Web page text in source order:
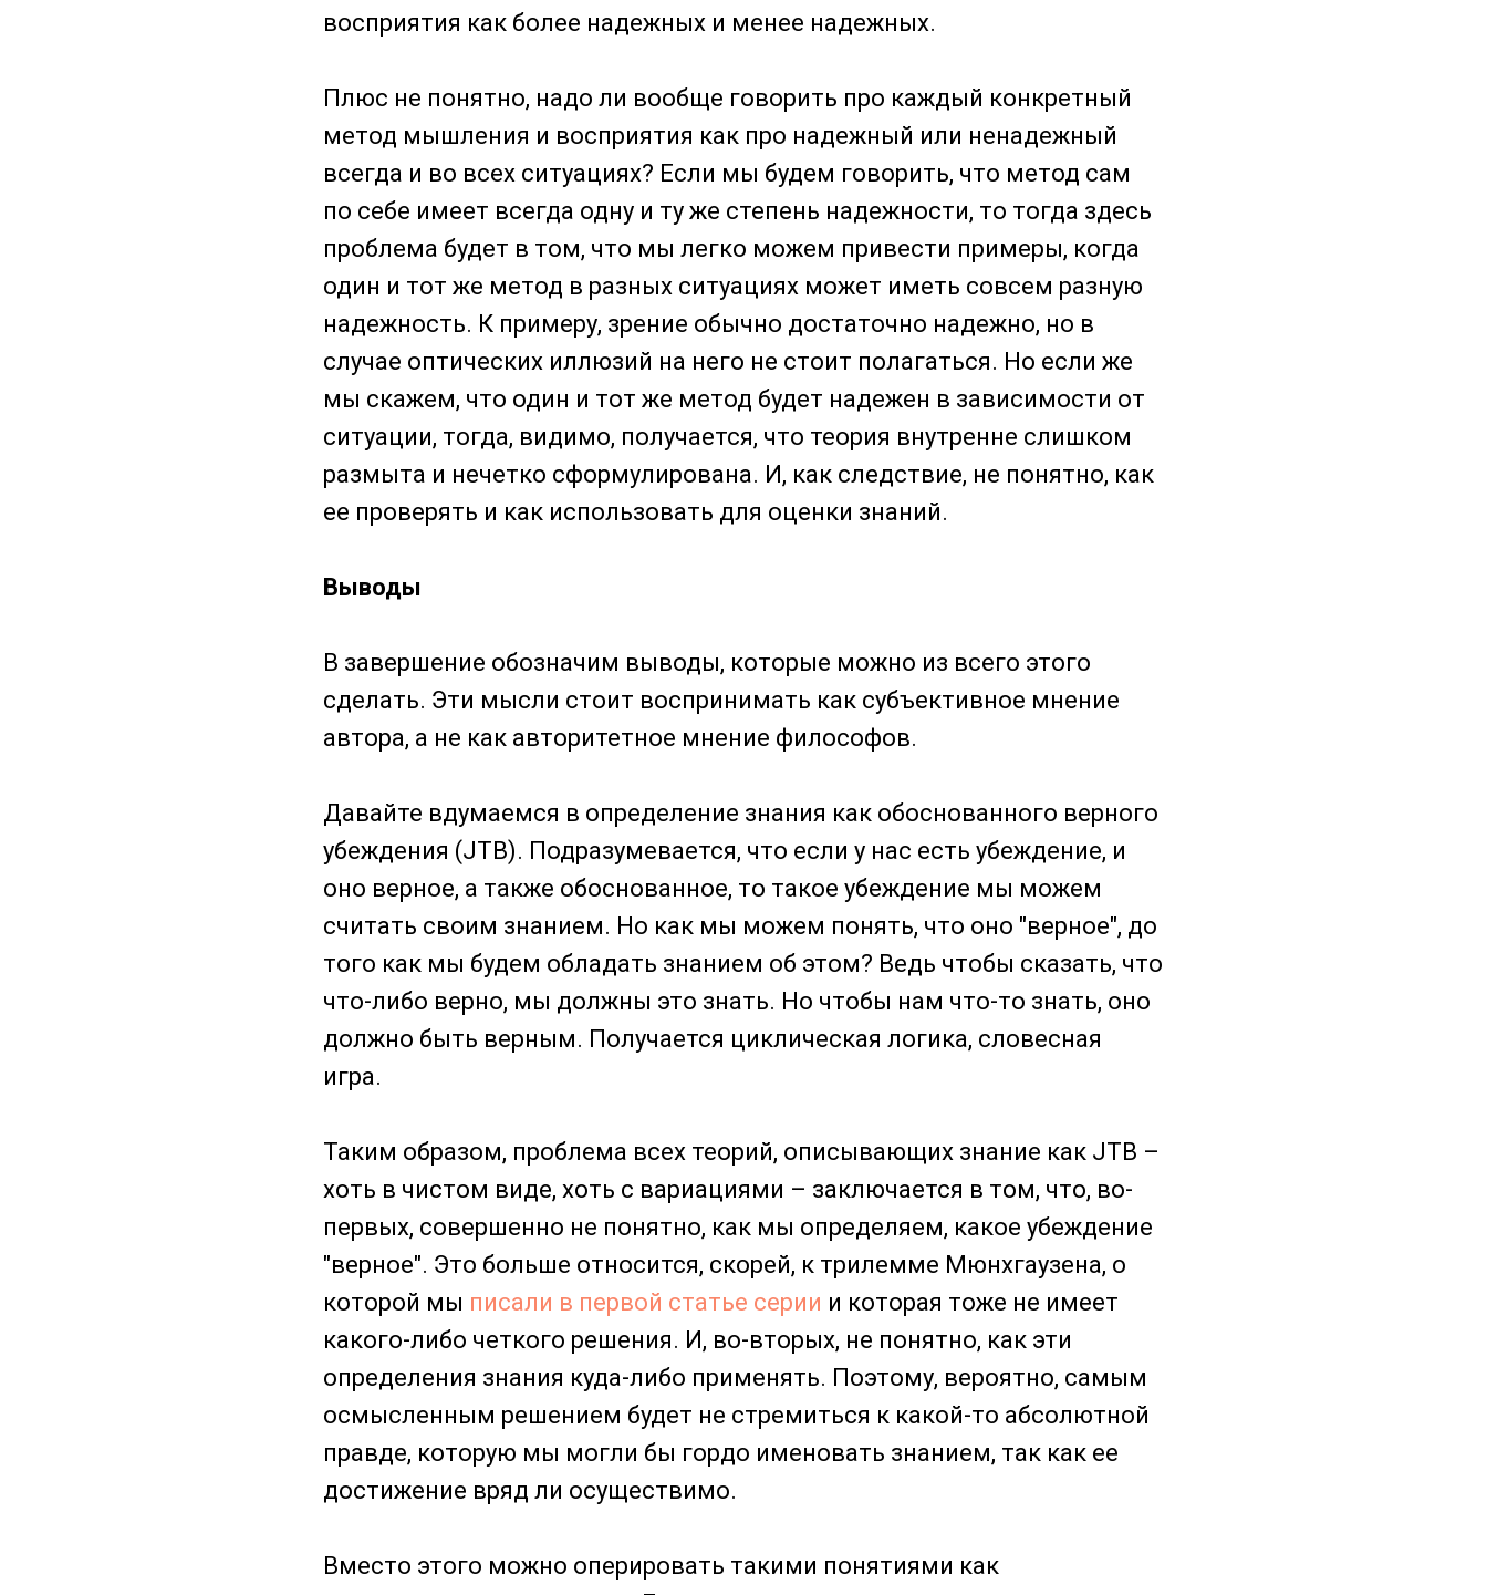
восприятия как более надежных и менее надежных.
Плюс не понятно, надо ли вообще говорить про каждый конкретный
метод мышления и восприятия как про надежный или ненадежный
всегда и во всех ситуациях? Если мы будем говорить, что метод сам
по себе имеет всегда одну и ту же степень надежности, то тогда здесь
проблема будет в том, что мы легко можем привести примеры, когда
один и тот же метод в разных ситуациях может иметь совсем разную
надежность. К примеру, зрение обычно достаточно надежно, но в
случае оптических иллюзий на него не стоит полагаться. Но если же
мы скажем, что один и тот же метод будет надежен в зависимости от
ситуации, тогда, видимо, получается, что теория внутренне слишком
размыта и нечетко сформулирована. И, как следствие, не понятно, как
ее проверять и как использовать для оценки знаний.
Выводы
В завершение обозначим выводы, которые можно из всего этого
сделать. Эти мысли стоит воспринимать как субъективное мнение
автора, а не как авторитетное мнение философов.
Давайте вдумаемся в определение знания как обоснованного верного
убеждения (JTB). Подразумевается, что если у нас есть убеждение, и
оно верное, а также обоснованное, то такое убеждение мы можем
считать своим знанием. Но как мы можем понять, что оно "верное", до
того как мы будем обладать знанием об этом? Ведь чтобы сказать, что
что-либо верно, мы должны это знать. Но чтобы нам что-то знать, оно
должно быть верным. Получается циклическая логика, словесная
игра.
Таким образом, проблема всех теорий, описывающих знание как JTB –
хоть в чистом виде, хоть с вариациями – заключается в том, что, во-
первых, совершенно не понятно, как мы определяем, какое убеждение
"верное". Это больше относится, скорей, к трилемме Мюнхгаузена, о
которой мы писали в первой статье серии и которая тоже не имеет
какого-либо четкого решения. И, во-вторых, не понятно, как эти
определения знания куда-либо применять. Поэтому, вероятно, самым
осмысленным решением будет не стремиться к какой-то абсолютной
правде, которую мы могли бы гордо именовать знанием, так как ее
достижение вряд ли осуществимо.
Вместо этого можно оперировать такими понятиями как